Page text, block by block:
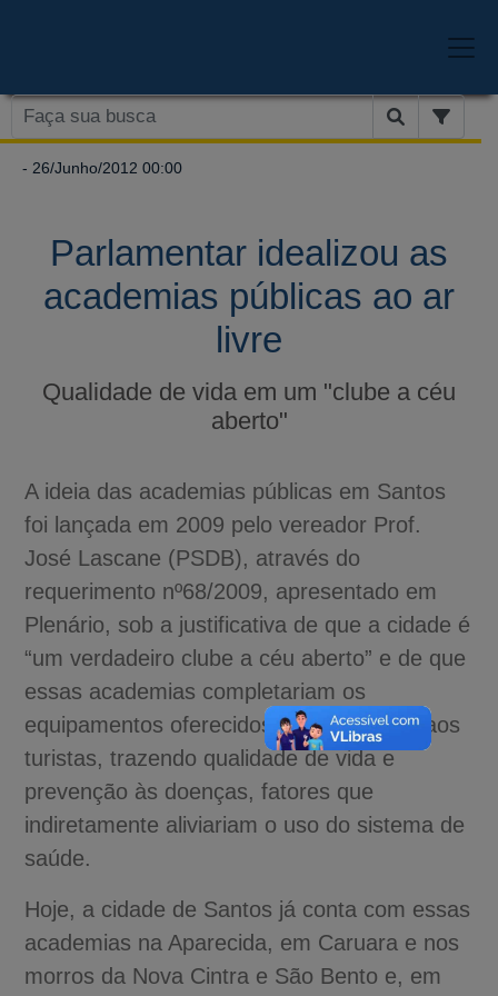
- 26/Junho/2012 00:00
Parlamentar idealizou as
academias públicas ao ar
livre
Qualidade de vida em um "clube a céu
aberto"
A ideia das academias públicas em Santos
foi lançada em 2009 pelo vereador Prof.
José Lascane (PSDB), através do
requerimento nº68/2009, apresentado em
Plenário, sob a justificativa de que a cidade é
“um verdadeiro clube a céu aberto” e de que
essas academias completariam os
equipamentos oferecidos à população e aos
turistas, trazendo qualidade de vida e
prevenção às doenças, fatores que
indiretamente aliviariam o uso do sistema de
saúde.
Hoje, a cidade de Santos já conta com essas
academias na Aparecida, em Caruara e nos
morros da Nova Cintra e São Bento e, em